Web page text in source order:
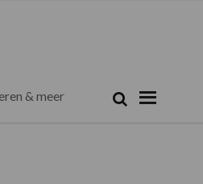
& meer Zoek